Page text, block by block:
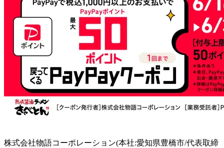
株式会社物語コーポレーション(本社:愛知県豊橋市/代表取締